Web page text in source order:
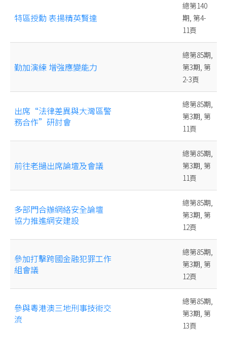
特區授勳 表揚精英賢達
總第140
期, 第4-
11頁
勤加演練 增強應變能力
總第85期,
第3期, 第
2-3頁
出席“法律差異與大灣區警
務合作”研討會
總第85期,
第3期, 第
11頁
前往老撾出席論壇及會議
總第85期,
第3期, 第
11頁
多部門合辦網絡安全論壇
協力推進網安建設
總第85期,
第3期, 第
12頁
參加打擊跨國金融犯罪工作
組會議
總第85期,
第3期, 第
12頁
參與粵港澳三地刑事技術交
流
總第85期,
第3期, 第
13頁